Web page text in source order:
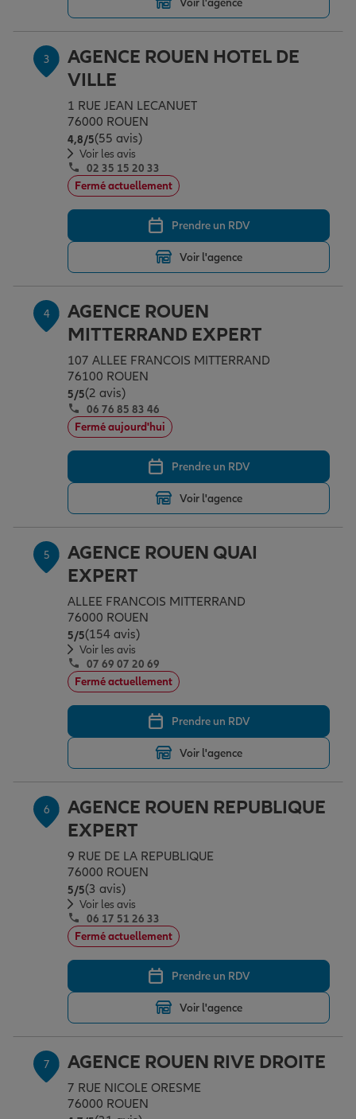
Garantie des accidents de la vie
Assurance scolaire
Protection juridique
Tous nos devis d'assurance
3
AGENCE ROUEN HOTEL DE
VILLE
1 RUE JEAN LECANUET
76000 ROUEN
4,8/5Note de 4.8 sur 5
(55 avis)
Voir les avis
02 35 15 20 33
Fermé actuellement
Prendre un RDV
Voir l'agence
4
AGENCE ROUEN
MITTERRAND EXPERT
107 ALLEE FRANCOIS MITTERRAND
76100 ROUEN
5/5Note de 5 sur 5
(2 avis)
06 76 85 83 46
Fermé aujourd'hui
Prendre un RDV
Voir l'agence
5
AGENCE ROUEN QUAI
EXPERT
ALLEE FRANCOIS MITTERRAND
76000 ROUEN
5/5Note de 5 sur 5
(154 avis)
Voir les avis
07 69 07 20 69
Fermé actuellement
Prendre un RDV
Voir l'agence
6
AGENCE ROUEN REPUBLIQUE
EXPERT
9 RUE DE LA REPUBLIQUE
76000 ROUEN
5/5Note de 5 sur 5
(3 avis)
Voir les avis
06 17 51 26 33
Fermé actuellement
Prendre un RDV
Voir l'agence
7 AGENCE ROUEN RIVE DROITE
7 RUE NICOLE ORESME
76000 ROUEN